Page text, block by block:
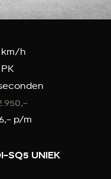
km/h
p/m
SQ5 UNIEK